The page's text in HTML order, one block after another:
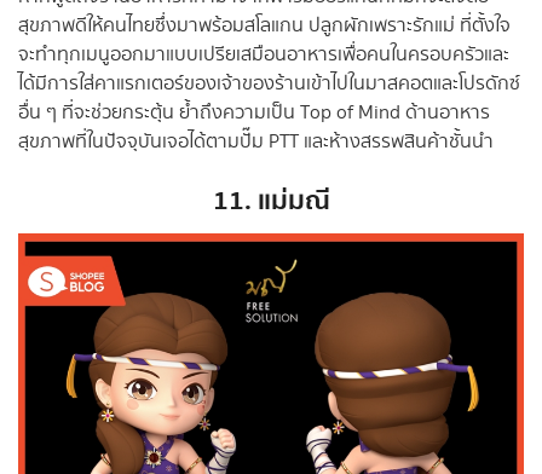
สุขภาพดีให้คนไทยซึ่งมาพร้อมสโลแกน ปลูกผักเพราะรักแม่ ที่ตั้งใจ
จะทำทุกเมนูออกมาแบบเปรียเสมือนอาหารเพื่อคนในครอบครัวและ
ได้มีการใส่คาแรกเตอร์ของเจ้าของร้านเข้าไปในมาสคอตและโปรดักซ์
อื่น ๆ ที่จะช่วยกระตุ้น ย้ำถึงความเป็น Top of Mind ด้านอาหาร
สุขภาพที่ในปัจจุบันเจอได้ตามปั๊ม PTT และห้างสรรพสินค้าชั้นนำ
11. แม่มณี